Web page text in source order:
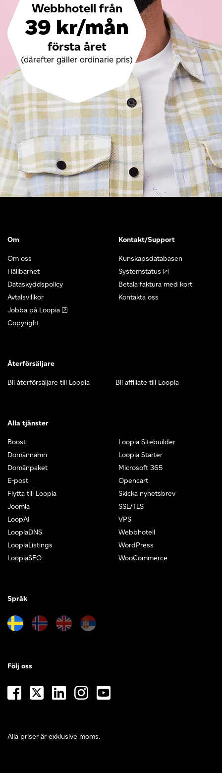
Webbhotell från
39 kr/mån
första året
(därefter gäller ordinarie pris)
Om
Om oss
Hållbarhet
Dataskyddspolicy
Avtalsvillkor
Jobba på Loopia
Copyright
Kontakt/Support
Kunskapsdatabasen
Systemstatus
Betala faktura med kort
Kontakta oss
Återförsäljare
Bli återförsäljare till Loopia Bli affiliate till Loopia
Alla tjänster
Boost
Domännamn
Domänpaket
E-post
Flytta till Loopia
Joomla
LoopAI
LoopiaDNS
LoopiaListings
LoopiaSEO
Loopia Sitebuilder
Loopia Starter
Microsoft 365
Opencart
Skicka nyhetsbrev
SSL/TLS
VPS
Webbhotell
WordPress
WooCommerce
Språk
Alla priser är exklusive moms.
Följ oss